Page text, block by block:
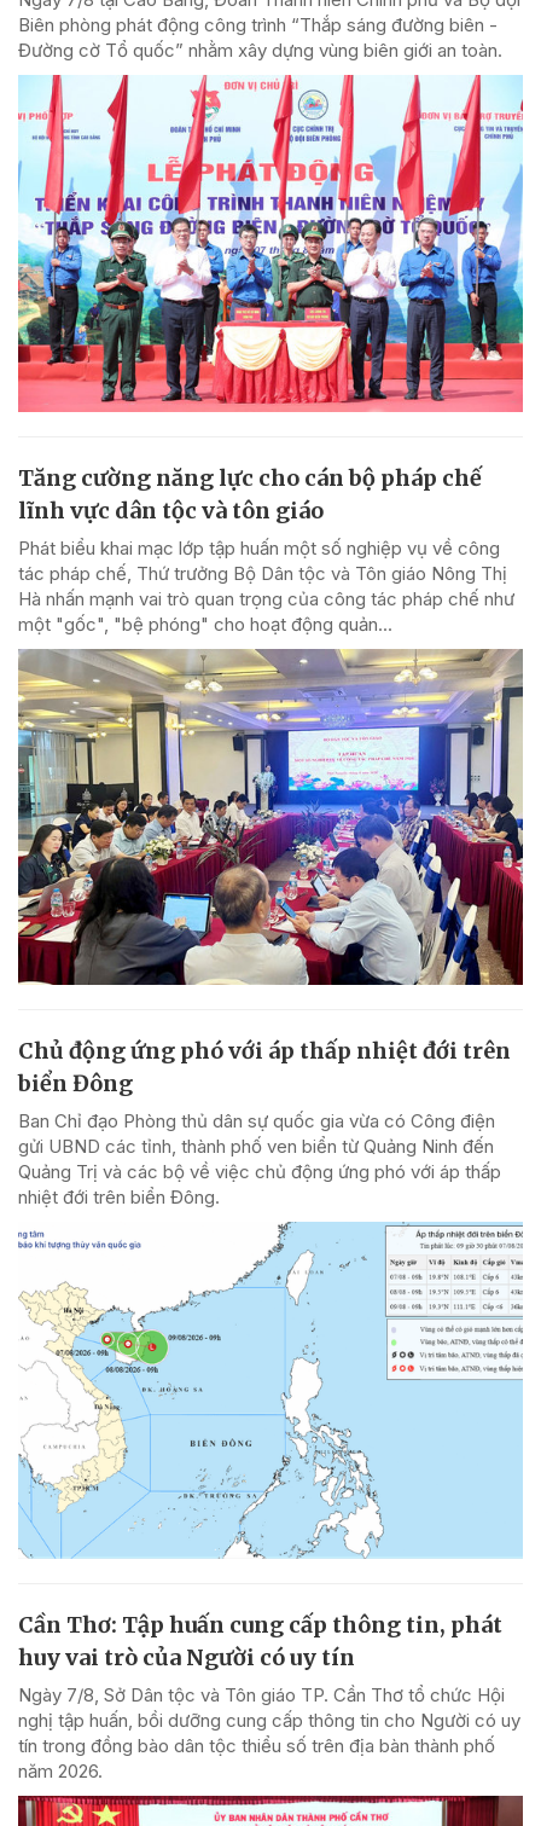
Biên phòng phát động công trình “Thắp sáng đường biên -
Đường cờ Tổ quốc” nhằm xây dựng vùng biên giới an toàn.
Tăng cường năng lực cho cán bộ pháp chế
lĩnh vực dân tộc và tôn giáo
Phát biểu khai mạc lớp tập huấn một số nghiệp vụ về công
tác pháp chế, Thứ trưởng Bộ Dân tộc và Tôn giáo Nông Thị
Hà nhấn mạnh vai trò quan trọng của công tác pháp chế như
một "gốc", "bệ phóng" cho hoạt động quản...
Chủ động ứng phó với áp thấp nhiệt đới trên
biển Đông
Ban Chỉ đạo Phòng thủ dân sự quốc gia vừa có Công điện
gửi UBND các tỉnh, thành phố ven biển từ Quảng Ninh đến
Quảng Trị và các bộ về việc chủ động ứng phó với áp thấp
nhiệt đới trên biển Đông.
Cần Thơ: Tập huấn cung cấp thông tin, phát
huy vai trò của Người có uy tín
Ngày 7/8, Sở Dân tộc và Tôn giáo TP. Cần Thơ tổ chức Hội
nghị tập huấn, bồi dưỡng cung cấp thông tin cho Người có uy
tín trong đồng bào dân tộc thiểu số trên địa bàn thành phố
năm 2026.